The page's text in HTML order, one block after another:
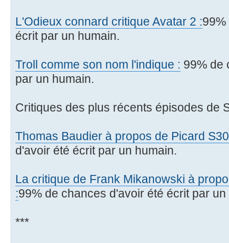
L'Odieux connard critique Avatar 2 :
écrit par un humain.
Troll comme son nom l'indique : 99% de
par un humain.
Critiques des plus récents épisodes de
Thomas Baudier à propos de Picard
d'avoir été écrit par un humain.
La critique de Frank Mikanowski à
:99% de chances d'avoir été écrit par un
***